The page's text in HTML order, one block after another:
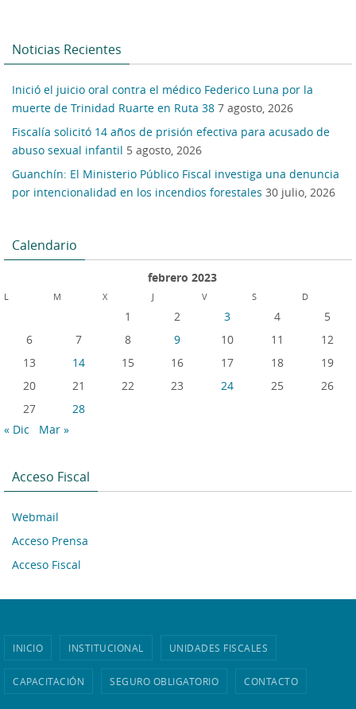
Noticias Recientes
Inició el juicio oral contra el médico Federico Luna por la
muerte de Trinidad Ruarte en Ruta 38 7 agosto, 2026
Fiscalía solicitó 14 años de prisión efectiva para acusado de
abuso sexual infantil 5 agosto, 2026
Guanchín: El Ministerio Público Fiscal investiga una denuncia
por intencionalidad en los incendios forestales 30 julio, 2026
Calendario
febrero 2023
L M X J V S D
1 2 3 4
5
6
7 8 9 10 11
12
13
14 15 16 17 18
19
20
21 22 23 24 25
26
27
28
« Dic
Mar »
Acceso Fiscal
Webmail
Acceso Prensa
Acceso Fiscal
INICIO INSTITUCIONAL UNIDADES FISCALES
CAPACITACIÓN SEGURO OBLIGATORIO CONTACTO